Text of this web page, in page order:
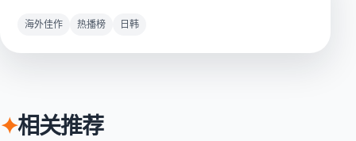
海外佳作 热播榜 日韩
✦相关推荐